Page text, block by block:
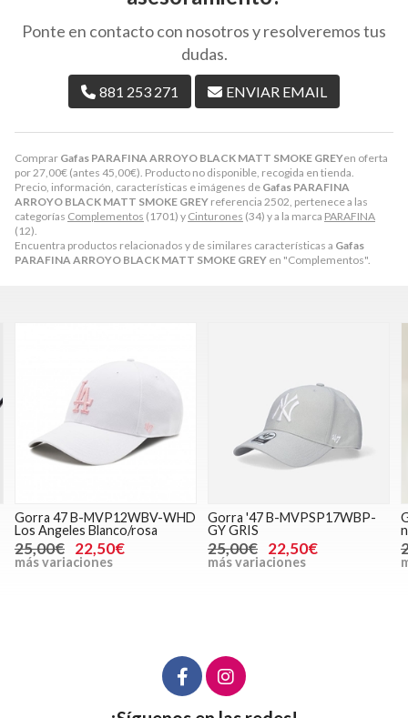
Comprar Gafas PARAFINA ARROYO BLACK MATT SMOKE GREYen oferta
por 27,00€ (antes 45,00€). Producto no disponible, recogida en tienda.
Precio, información, características e imágenes de Gafas PARAFINA
ARROYO BLACK MATT SMOKE GREY referencia 2502, pertenece a las
categorías Complementos (1701) y Cinturones (34) y a la marca PARAFINA
(12).
Encuentra productos relacionados y de similares características a Gafas
PARAFINA ARROYO BLACK MATT SMOKE GREY en "Complementos".
Ponte en contacto con nosotros y resolveremos tus
dudas.
881 253 271 ENVIAR EMAIL
Gorra '47 B-MVPSP17WBP-
GY GRIS
25,00€ 22,50€
más variaciones
Gorra '47 H-RGW31GWS-BK
negro
25,00€ 22,50€
más variaciones